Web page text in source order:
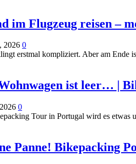
im Flugzeug reisen –
2026 0
erstmal kompliziert. Aber am Ende
ist leer… |
0
Tour in Portugal wird es etwas
Panne! Bikepacking